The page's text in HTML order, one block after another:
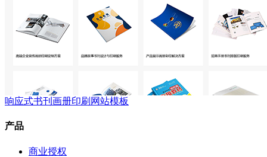
响应式书刊画册印刷网站模板
产品
商业授权